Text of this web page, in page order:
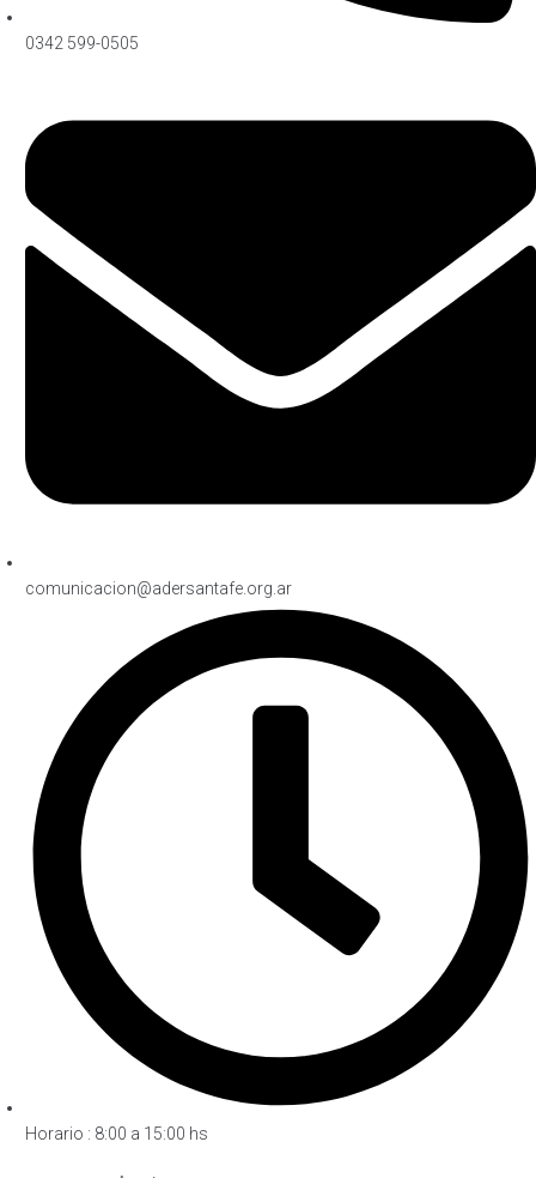
0342 599-0505
comunicacion@adersantafe.org.ar
Horario : 8:00 a 15:00 hs